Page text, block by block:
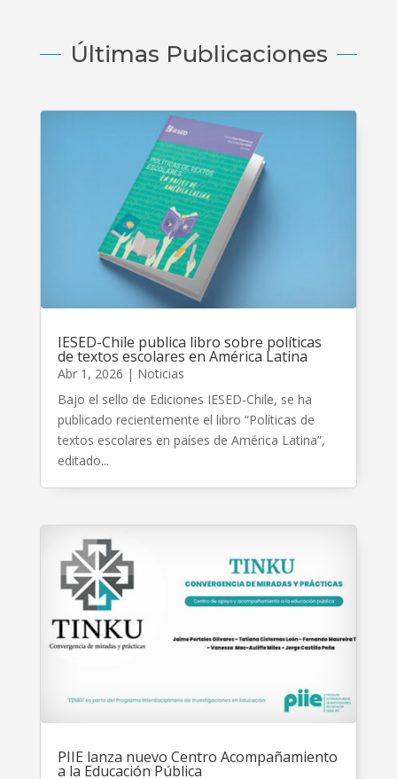
Últimas Publicaciones
IESED-Chile publica libro sobre políticas
de textos escolares en América Latina
Abr 1, 2026 | Noticias
Bajo el sello de Ediciones IESED-Chile, se ha
publicado recientemente el libro “Políticas de
textos escolares en países de América Latina”,
editado...
PIIE lanza nuevo Centro Acompañamiento
a la Educación Pública